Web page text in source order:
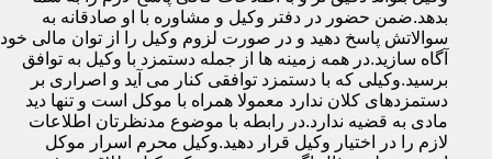
بدهد.ضمن حضور در دفتر وکیل و مشاوره با او صادقانه به
سوالاتش پاسخ دهید و در صورت لزوم وکیل را از توان مالی خود
آگاه سازید.در همه زمینه ها از جمله دستمزد با وکیل به توافق
برسید.وکیلی که با دستمزد توافقی کنار می آید و اصراری بر
دستمزدهای کلان ندارد معمولا همراه با موکل است و تنها دید
مادی به قضیه ندارد.در رابطه با موضوع مدنظرتان اطلاعات
لازم را در اختیار وکیل قرار دهید.وکیل محرم اسرار موکل